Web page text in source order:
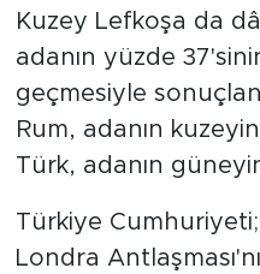
Kuzey Lefkoşa da
adanın yüzde
geçmesiyle
Rum, adanın
Türk, adanın
Türkiye
Londra